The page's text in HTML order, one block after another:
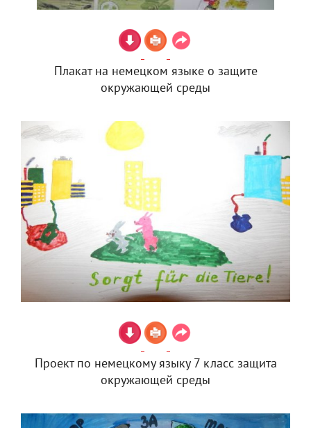
Плакат на немецком языке о защите
окружающей среды
Проект по немецкому языку 7 класс защита
окружающей среды